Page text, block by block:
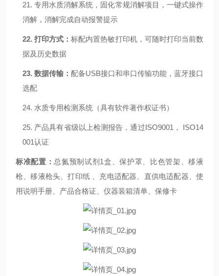
21.专用水质消解系统，固化常规消解项目，一键式操作
消解，消解完成自动报警提示
22.打印方式：标配内置热敏打印机， 可随时打印当前数
据及历史数据
23. 数据传输： 配备USB接口和串口传输功能，蓝牙接口
选配
24. 水质专用检测系统（具有软件著作权证书）
25. 产品具有省级以上检测报告，通过ISO9001，
ISO14
001认证
标准配置： 总氮预制试剂1盒、保护罩、比色管架、移液
枪、移液枪头 、打印纸
充电适配器、直供电适配器、使
用说明手册、产品合格证、仪器装箱清单、保修卡